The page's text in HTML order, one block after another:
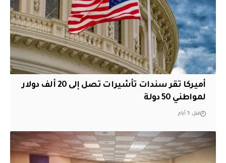
أميركا تقر سندات تأشيرات تصل إلى 20 ألف دولار
لمواطني 50 دولة
قبل 5 أيام